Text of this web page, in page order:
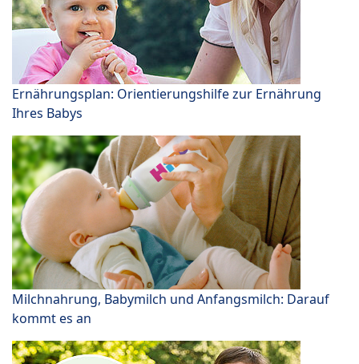
Ernährungsplan: Orientierungshilfe zur Ernährung
Ihres Babys
Milchnahrung, Babymilch und Anfangsmilch: Darauf
kommt es an